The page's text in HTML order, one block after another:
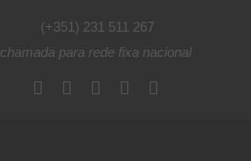
(+351) 231 511 267
chamada para rede fixa nacional